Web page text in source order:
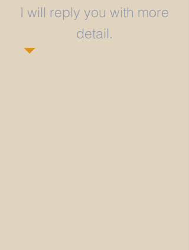
​I will reply you with more
detail.